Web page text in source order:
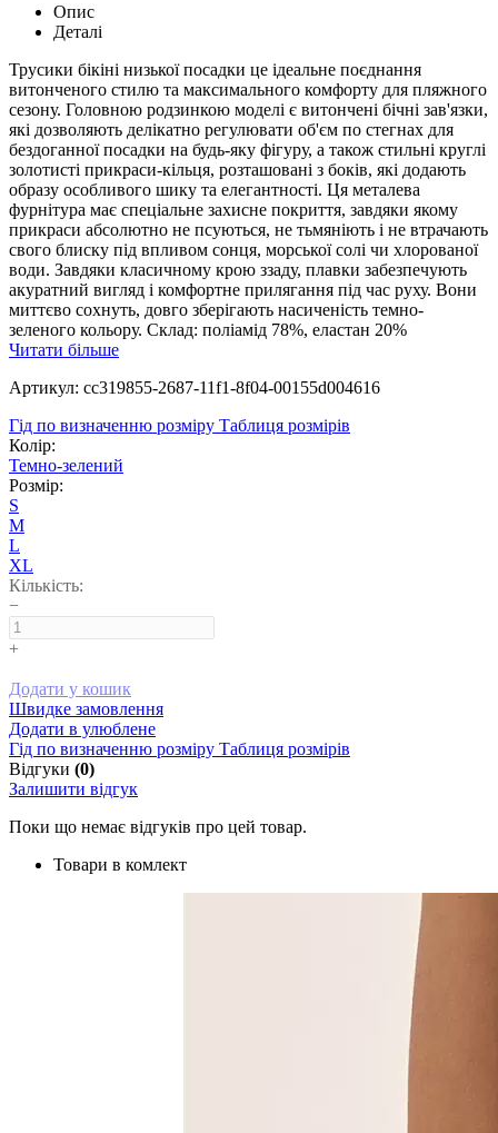
Опис
Деталі
Трусики бікіні низької посадки це ідеальне поєднання
витонченого стилю та максимального комфорту для пляжного
сезону. Головною родзинкою моделі є витончені бічні зав'язки,
які дозволяють делікатно регулювати об'єм по стегнах для
бездоганної посадки на будь-яку фігуру, а також стильні круглі
золотисті прикраси-кільця, розташовані з боків, які додають
образу особливого шику та елегантності. Ця металева
фурнітура має спеціальне захисне покриття, завдяки якому
прикраси абсолютно не псуються, не тьмяніють і не втрачають
свого блиску під впливом сонця, морської солі чи хлорованої
води. Завдяки класичному крою ззаду, плавки забезпечують
акуратний вигляд і комфортне прилягання під час руху. Вони
миттєво сохнуть, довго зберігають насиченість темно-
зеленого кольору. Склад: поліамід 78%, еластан 20%
Читати більше
Артикул: cc319855-2687-11f1-8f04-00155d004616
Гід по визначенню розміру Таблиця розмірів
Колір:
Темно-зелений
Розмір:
S
M
L
XL
Кількість:
−
+
Додати у кошик
Швидке замовлення
Додати в улюблене
Гід по визначенню розміру Таблиця розмірів
Відгуки (0)
Залишити відгук
Поки що немає відгуків про цей товар.
Товари в комлект